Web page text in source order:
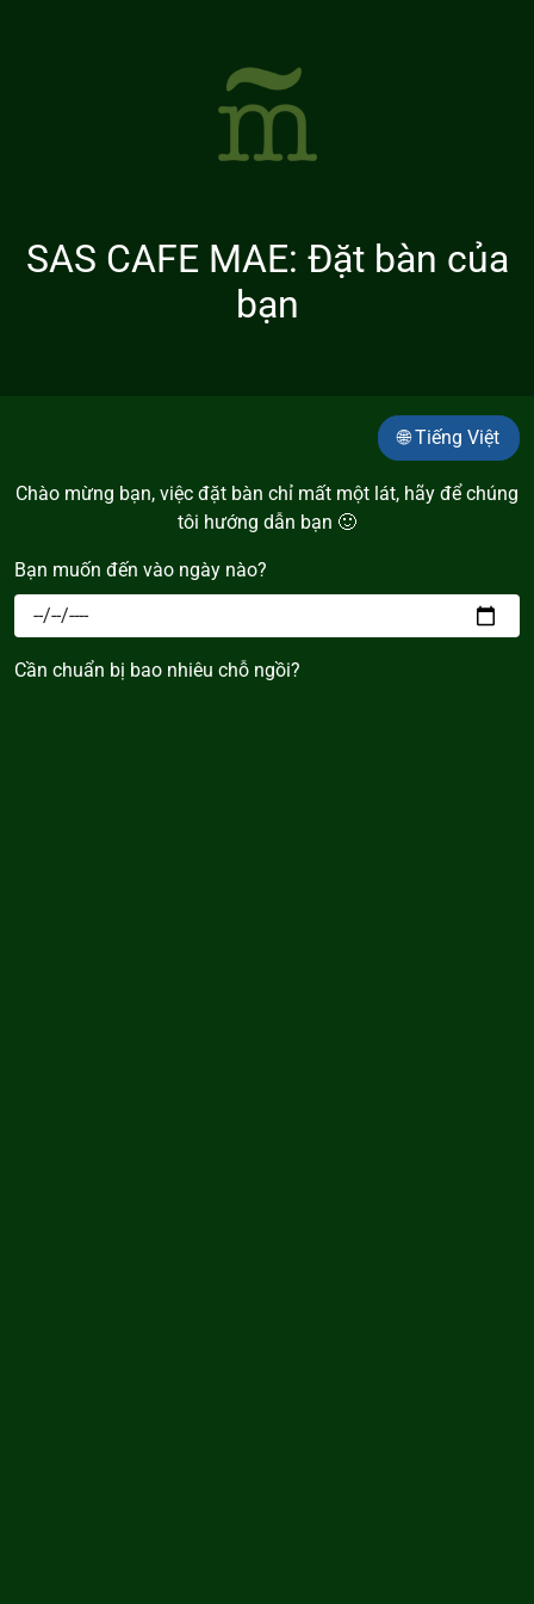
SAS CAFE MAE: Đặt bàn của
bạn
🌐 Tiếng Việt
Chào mừng bạn, việc đặt bàn chỉ mất một lát, hãy để chúng
tôi hướng dẫn bạn 🙂
Bạn muốn đến vào ngày nào?
Cần chuẩn bị bao nhiêu chỗ ngồi?